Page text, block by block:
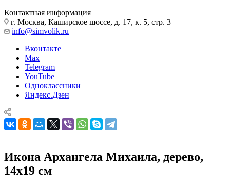
Контактная информация
г. Москва, Каширское шоссе, д. 17, к. 5, стр. 3
info@simvolik.ru
Вконтакте
Max
Telegram
YouTube
Одноклассники
Яндекс.Дзен
Икона Архангела Михаила, дерево,
14х19 см